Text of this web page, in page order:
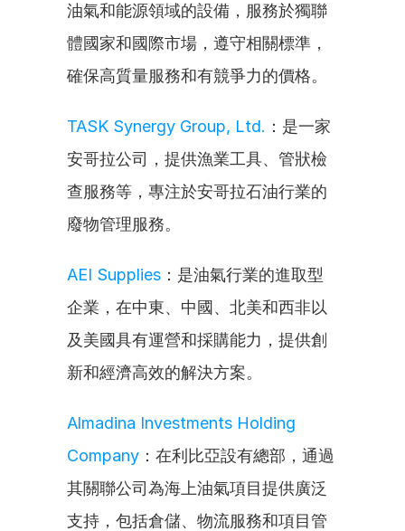
油氣和能源領域的設備，服務於獨聯
體國家和國際市場，遵守相關標準，
確保高質量服務和有競爭力的價格。
TASK Synergy Group, Ltd. ：是一家
安哥拉公司，提供漁業工具、管狀檢
查服務等，專注於安哥拉石油行業的
廢物管理服務。
AEI Supplies ：是油氣行業的進取型
企業，在中東、中國、北美和西非以
及美國具有運營和採購能力，提供創
新和經濟高效的解決方案。
Almadina Investments Holding
Company ：在利比亞設有總部，通過
其關聯公司為海上油氣項目提供廣泛
支持，包括倉儲、物流服務和項目管